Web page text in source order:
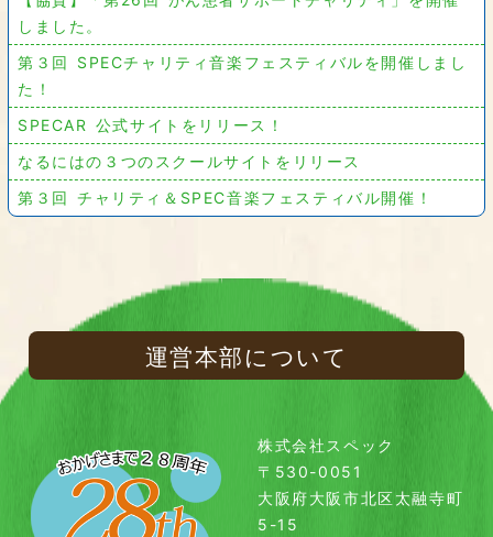
しました。
第３回 SPECチャリティ音楽フェスティバルを開催しまし
た！
SPECAR 公式サイトをリリース！
なるにはの３つのスクールサイトをリリース
第３回 チャリティ＆SPEC音楽フェスティバル開催！
運営本部について
株式会社スペック
〒530-0051
大阪府大阪市北区太融寺町
5-15